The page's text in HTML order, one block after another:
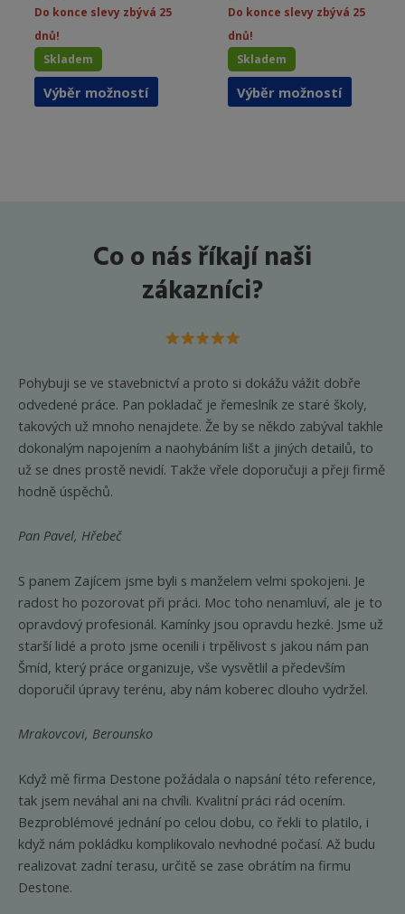
Do konce slevy zbývá 25
dnů!
Skladem
Výběr možností
Tento
produkt
na
stránce
produktu
Do konce slevy zbývá 25
dnů!
Skladem
Výběr možností
Tento
produkt
Co o nás říkají naši
zákazníci?
Pohybuji se ve stavebnictví a proto si dokážu vážit dobře
odvedené práce. Pan pokladač je řemeslník ze staré školy,
takových už mnoho nenajdete. Že by se někdo zabýval takhle
dokonalým napojením a naohybáním lišt a jiných detailů, to
už se dnes prostě nevidí. Takže vřele doporučuji a přeji firmě
hodně úspěchů.
Pan Pavel, Hřebeč
S panem Zajícem jsme byli s manželem velmi spokojeni. Je
radost ho pozorovat při práci. Moc toho nenamluví, ale je to
opravdový profesionál. Kamínky jsou opravdu hezké. Jsme už
starší lidé a proto jsme ocenili i trpělivost s jakou nám pan
Šmíd, který práce organizuje, vše vysvětlil a především
doporučil úpravy terénu, aby nám koberec dlouho vydržel.
Mrakovcovi, Berounsko
Když mě firma Destone požádala o napsání této reference,
tak jsem neváhal ani na chvíli. Kvalitní práci rád ocením.
Bezproblémové jednání po celou dobu, co řekli to platilo, i
když nám pokládku komplikovalo nevhodné počasí. Až budu
realizovat zadní terasu, určitě se zase obrátím na firmu
Destone.